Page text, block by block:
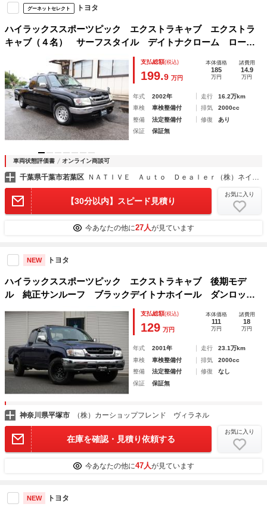
グーネットセレクト トヨタ
ハイラックススポーツピック エクストラキャブ エクストラ
キャブ（４名） サーフスタイル デイトナクローム ローダ
ウン ＬＥＤヘッドライト ブラックレザー調シートカバー
ＥＴＣ ＬＥＤテール ステップバンパー
支払総額(税込)
199.9 万円
本体価格
185
万円
諸費用
14.9
万円
年式 2002年 走行
16.2万km
車検
車検整備付 排気
2000cc
整備
法定整備付 修復
あり
保証
保証無
車両状態評価書 オンライン商談可
千葉県千葉市若葉区 ＮＡＴＩＶＥ Ａｕｔｏ Ｄｅａｌｅｒ（株）ネイティヴ松ヶ丘店
【30分以内】スピード見積り
お気に入り
今あなたの他に27人が見ています
NEW トヨタ
ハイラックススポーツピック エクストラキャブ 後期モデ
ル 純正サンルーフ ブラックデイトナホイール ダンロップ
ＧＲＡＮＤＴＲＥＫオールテレーンタイヤ リアメッキステッ
プバンパー 社外エアクリーナー 社外１ＤＩＮデッキオーデ
ィオ ドライブレコーダー
支払総額(税込)
129 万円
本体価格
111
万円
諸費用
18
万円
年式 2001年 走行
23.1万km
車検
車検整備付 排気
2000cc
整備
法定整備付 修復
なし
保証
保証無
神奈川県平塚市 （株）カーショップフレンド ヴィラネル
在庫を確認・見積り依頼する
お気に入り
今あなたの他に47人が見ています
NEW トヨタ